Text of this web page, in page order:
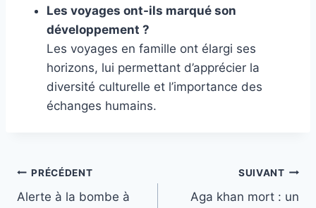
Les voyages ont-ils marqué son
développement ?
Les voyages en famille ont élargi ses
horizons, lui permettant d’apprécier la
diversité culturelle et l’importance des
échanges humains.
Navigation
PRÉCÉDENT
Alerte à la bombe à
SUIVANT
Aga khan mort : un